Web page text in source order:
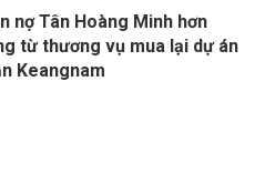
nợ Tân Hoàng Minh hơn
từ thương vụ mua lại dự án
Keangnam